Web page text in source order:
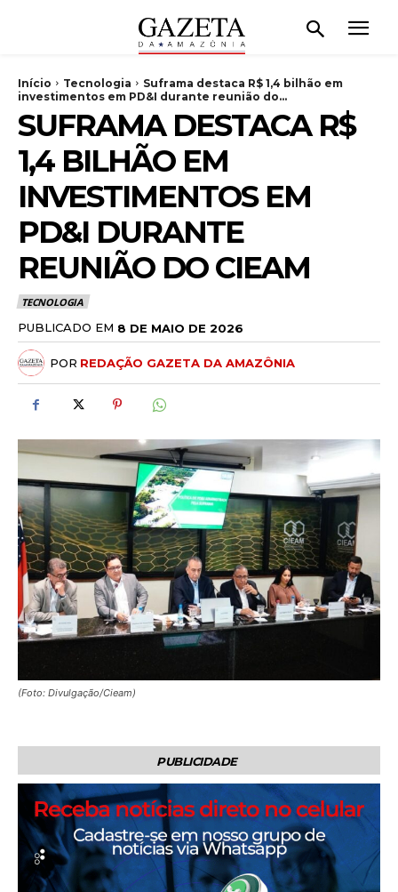
Início Tecnologia
Suframa destaca R$ 1,4 bilhão em
investimentos em PD&I durante reunião do...
SUFRAMA DESTACA R$
1,4 BILHÃO EM
INVESTIMENTOS EM
PD&I DURANTE
REUNIÃO DO CIEAM
TECNOLOGIA
PUBLICADO EM 8 DE MAIO DE 2026
POR REDAÇÃO GAZETA DA AMAZÔNIA
(Foto: Divulgação/Cieam)
PUBLICIDADE